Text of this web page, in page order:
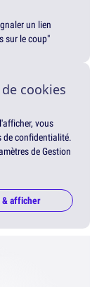
un lien
sur le coup"
cookies
vous
de confidentialité.
de Gestion
& afficher